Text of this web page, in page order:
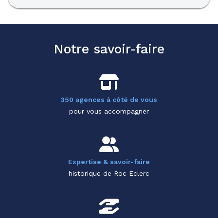
Notre savoir-faire
350 agences à côté de vous
pour vous accompagner
Expertise & savoir-faire
historique de Roc Eclerc